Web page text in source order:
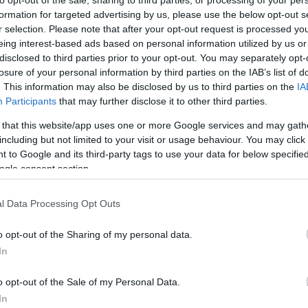
for targeted advertising by us, please use the below opt-out
selection. Please note that after your opt-out request is processed
interest-based ads based on personal information utilized by us
to third parties prior to your opt-out. You may separately
of your personal information by third parties on the IAB’s list of
This information may also be disclosed by us to third parties on the
Participants that may further disclose it to other third parties.
that this website/app uses one or more Google services and may
but not limited to your visit or usage behaviour. You may
to Google and its third-party tags to use your data for below
consent section.
Data Processing Opt Outs
opt-out of the Sharing of my personal data.
opt-out of the Sale of my Personal Data.
a Sport Tv kommentátorai: jeges
a Városligetben. Az amerikai
készül az ünnepi meccsekre.